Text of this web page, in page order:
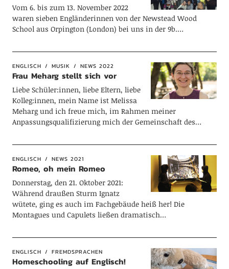
Vom 6. bis zum 13. November 2022
waren sieben Engländerinnen von der Newstead Wood
School aus Orpington (London) bei uns in der 9b.…
ENGLISCH MUSIK NEWS 2022
Frau Meharg stellt sich vor
Liebe Schüler:innen, liebe Eltern, liebe
Kolleg:innen, mein Name ist Melissa
Meharg und ich freue mich, im Rahmen meiner
Anpassungsqualifizierung mich der Gemeinschaft des…
ENGLISCH NEWS 2021
Romeo, oh mein Romeo
Donnerstag, den 21. Oktober 2021:
Während draußen Sturm Ignatz
wütete, ging es auch im Fachgebäude heiß her! Die
Montagues und Capulets ließen dramatisch…
ENGLISCH FREMDSPRACHEN
Homeschooling auf Englisch!